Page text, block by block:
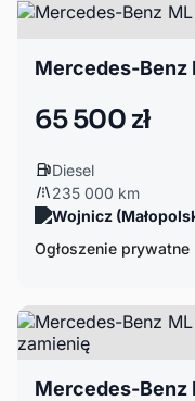
Mercedes-Benz
65 500 zł
Diesel
235 000 km
Wojnicz
Ogłoszenie prywatne